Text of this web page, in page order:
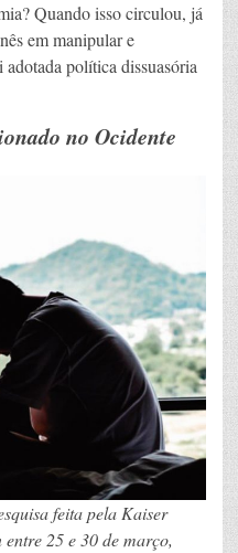
Quando isso circulou, já
em manipular e
política dissuasória
no Ocidente
feita pela Kaiser
25 e 30 de março,